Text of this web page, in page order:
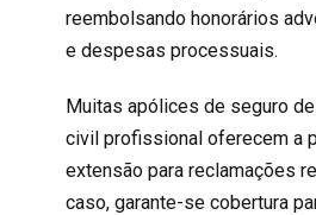
reembolsando honorários
e despesas processuais.
Muitas apólices de seguro
civil profissionaloferecem a
extensão para reclamações
caso, garante-se cobertura